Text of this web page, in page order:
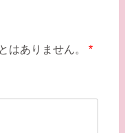
はありません。
*